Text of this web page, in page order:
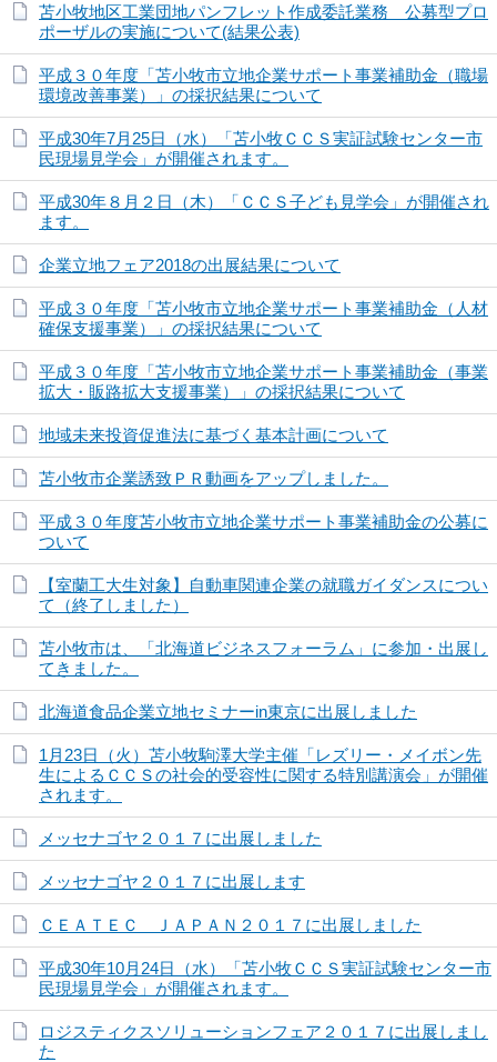
苫小牧地区工業団地パンフレット作成委託業務 公募型プロ
ポーザルの実施について(結果公表)
平成３０年度「苫小牧市立地企業サポート事業補助金（職場
環境改善事業）」の採択結果について
平成30年7月25日（水）「苫小牧ＣＣＳ実証試験センター市
民現場見学会」が開催されます。
平成30年８月２日（木）「ＣＣＳ子ども見学会」が開催され
ます。
企業立地フェア2018の出展結果について
平成３０年度「苫小牧市立地企業サポート事業補助金（人材
確保支援事業）」の採択結果について
平成３０年度「苫小牧市立地企業サポート事業補助金（事業
拡大・販路拡大支援事業）」の採択結果について
地域未来投資促進法に基づく基本計画について
苫小牧市企業誘致ＰＲ動画をアップしました。
平成３０年度苫小牧市立地企業サポート事業補助金の公募に
ついて
【室蘭工大生対象】自動車関連企業の就職ガイダンスについ
て（終了しました）
苫小牧市は、「北海道ビジネスフォーラム」に参加・出展し
てきました。
北海道食品企業立地セミナーin東京に出展しました
1月23日（火）苫小牧駒澤大学主催「レズリー・メイボン先
生によるＣＣＳの社会的受容性に関する特別講演会」が開催
されます。
メッセナゴヤ２０１７に出展しました
メッセナゴヤ２０１７に出展します
ＣＥＡＴＥＣ ＪＡＰＡＮ２０１７に出展しました
平成30年10月24日（水）「苫小牧ＣＣＳ実証試験センター市
民現場見学会」が開催されます。
ロジスティクスソリューションフェア２０１７に出展しまし
た